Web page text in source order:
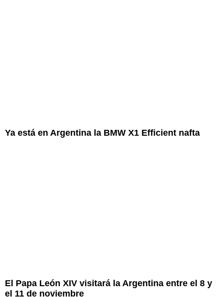
Ya está en Argentina la BMW X1 Efficient nafta
El Papa León XIV visitará la Argentina entre el 8 y
el 11 de noviembre